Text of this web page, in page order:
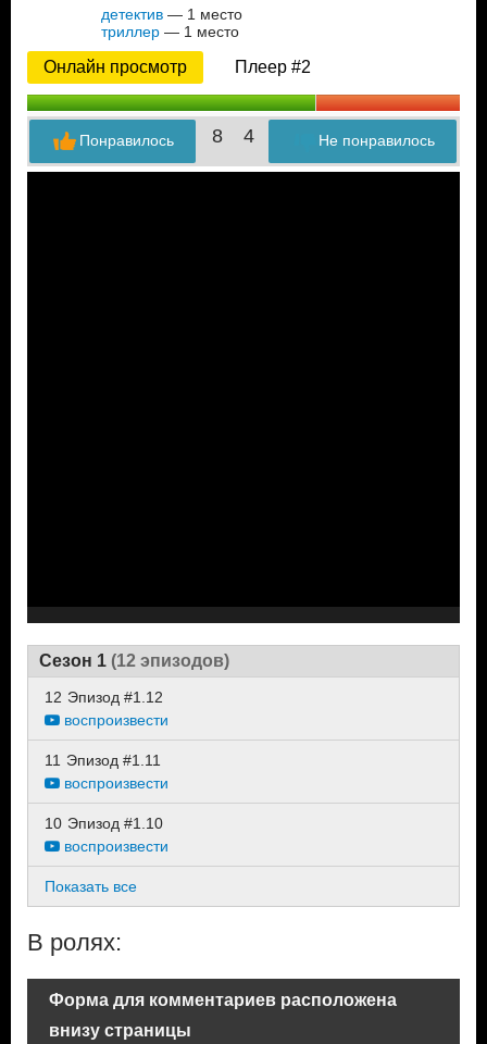
детектив— 1 место
триллер— 1 место
Онлайн просмотр Плеер #2
8 4 Не понравилось
Понравилось
Сезон 1 (12 эпизодов)
12 Эпизод #1.12
воспроизвести
11 Эпизод #1.11
воспроизвести
10 Эпизод #1.10
воспроизвести
Показать все
В ролях:
Форма для комментариев расположена
внизу страницы